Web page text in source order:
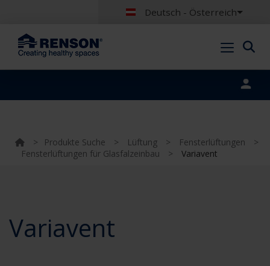
Deutsch - Österreich
> Produkte Suche > Lüftung > Fensterlüftungen
>
Fensterlüftungen für Glasfalzeinbau
> Variavent
Variavent